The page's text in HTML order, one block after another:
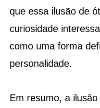
que essa ilusão de
curiosidade
como uma forma
personalidade.
Em resumo, a